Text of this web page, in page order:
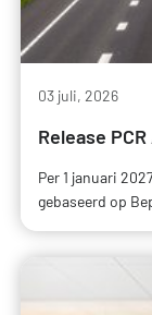
03 juli, 2026
Release
Per 1 januari
gebaseerd op